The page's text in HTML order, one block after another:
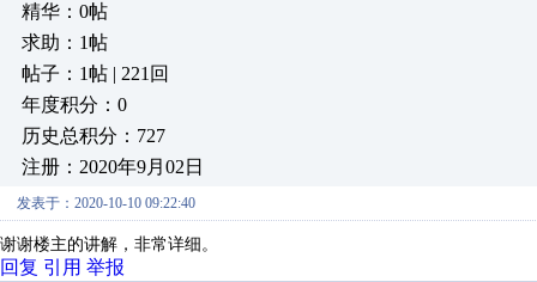
精华：0帖
求助：1帖
帖子：1帖 | 221回
年度积分：0
历史总积分：727
注册：2020年9月02日
发表于：2020-10-10 09:22:40
谢谢楼主的讲解，非常详细。
回复 引用 举报